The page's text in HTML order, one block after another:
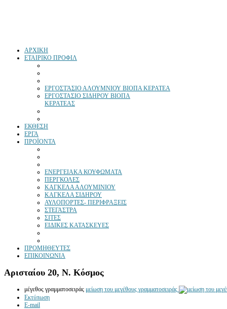
ΑΡΧΙΚΗ
ΕΤΑΙΡΙΚΟ ΠΡΟΦΙΛ
ΕΡΓΟΣΤΆΣΙΟ ΑΛΟΥΜΝΙΟΥ ΒΙΟΠΑ ΚΕΡΑΤΕΑ
ΕΡΓΟΣΤΑΣΙΟ ΣΙΔΗΡΟΥ ΒΙΟΠΑ
ΚΕΡΑΤΕΑΣ
ΕΚΘΕΣΗ
ΕΡΓΑ
ΠΡΟΪΟΝΤΑ
ΕΝΕΡΓΕΙΑΚΑ ΚΟΥΦΩΜΑΤΑ
ΠΕΡΓΚΟΛΕΣ
ΚΑΓΚΕΛΑ ΑΛΟΥΜΙΝΙΟΥ
ΚΑΓΚΕΛΑ ΣΙΔΗΡΟΥ
ΑΥΛΟΠΟΡΤΕΣ- ΠΕΡΙΦΡΑΞΕΙΣ
ΣΤΕΓΑΣΤΡΑ
ΣΙΤΕΣ
ΕΙΔΙΚΕΣ ΚΑΤΑΣΚΕΥΕΣ
ΠΡΟΜΗΘΕΥΤΕΣ
ΕΠΙΚΟΙΝΩΝΙΑ
Αρισταίου 20, Ν. Κόσμος
μέγεθος γραμματοσειράς μείωση του μεγέθους γραμματοσειράς
Εκτύπωση
E-mail